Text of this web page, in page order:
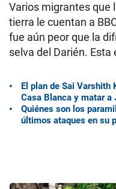
Varios migrantes que
tierra le cuentan a
fue aún peor que la
selva del Darién. Esta
El plan de Sai Varshith
Casa Blanca y matar a
Quiénes son los
últimos ataques en su